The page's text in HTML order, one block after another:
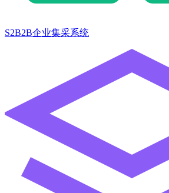
S2B2B企业集采系统